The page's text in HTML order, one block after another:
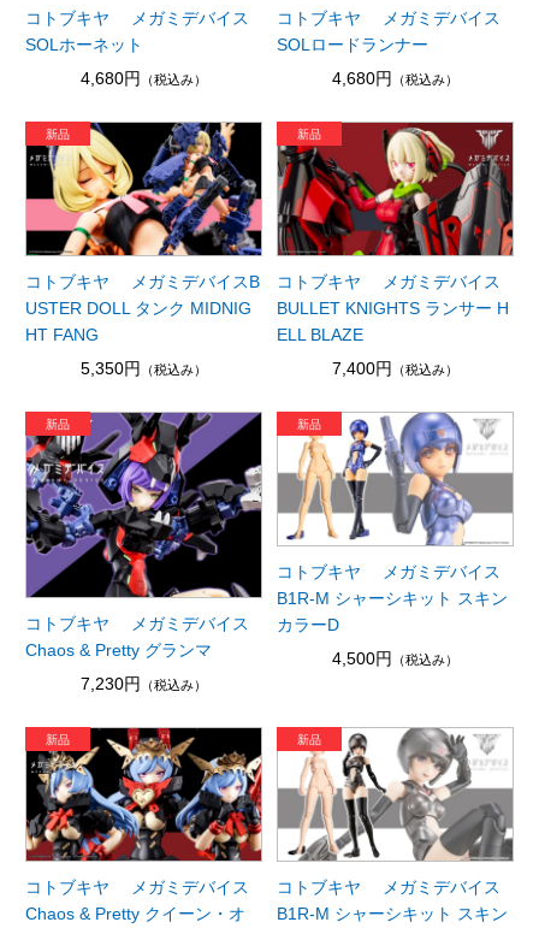
コトブキヤ メガミデバイス
SOLホーネット
4,680円
（税込み）
コトブキヤ メガミデバイス
SOLロードランナー
4,680円
（税込み）
コトブキヤ メガミデバイスB
USTER DOLL タンク MIDNIG
HT FANG
5,350円
（税込み）
コトブキヤ メガミデバイス
BULLET KNIGHTS ランサー H
ELL BLAZE
7,400円
（税込み）
コトブキヤ メガミデバイス
Chaos & Pretty グランマ
7,230円
（税込み）
コトブキヤ メガミデバイス
B1R-M シャーシキット スキン
カラーD
4,500円
（税込み）
コトブキヤ メガミデバイス
Chaos & Pretty クイーン・オ
コトブキヤ メガミデバイス
B1R-M シャーシキット スキン